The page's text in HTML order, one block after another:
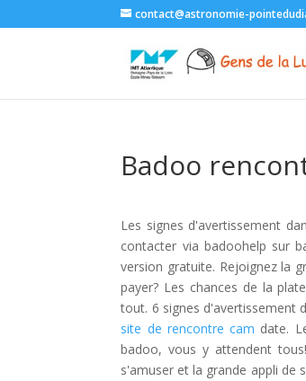
contact@astronomie-
Badoo
Les signes d'avertissement
contacter via badoohelp sur
version gratuite. Rejoignez la
payer? Les chances de la
tout. 6 signes d'avertissement
site de rencontre cam date.
badoo, vous y attendent
s'amuser et la grande appli de